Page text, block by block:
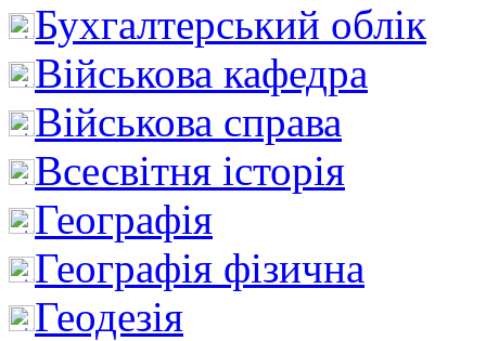
Бухгалтерський облік
Військова кафедра
Військова справа
Всесвітня історія
Географія
Географія фізична
Геодезія